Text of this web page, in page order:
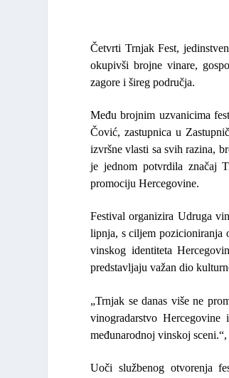
Četvrti Trnjak Fest,
okupivši brojne vinare,
zagore i šireg područja.
Među brojnim uzvanicima
Čović, zastupnica u
izvršne vlasti sa svih razina,
je jednom potvrdila značaj
promociju Hercegovine.
Festival organizira Udruga
lipnja, s ciljem pozicioniranja
vinskog identiteta
predstavljaju važan dio
„Trnjak se danas više ne
vinogradarstvo
međunarodnoj vinskoj sceni.“,
Uoči službenog otvorenja